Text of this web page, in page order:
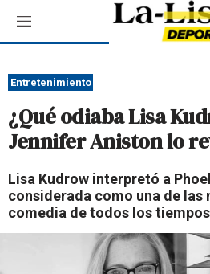
M
e
ú
Entretenimiento
¿Qué odiaba Lisa
Jennifer Aniston lo
Lisa Kudrow interpretó a
considerada como una de las
comedia de todos los